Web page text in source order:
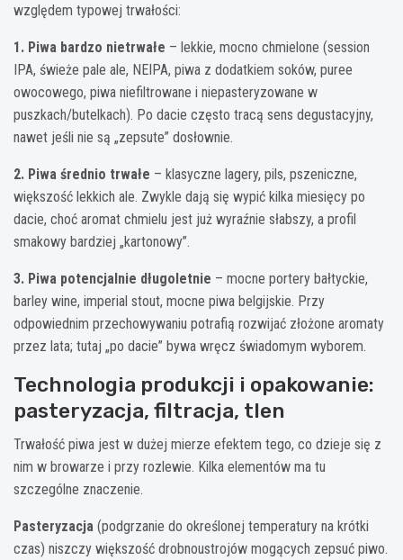
względem typowej trwałości:
1. Piwa bardzo nietrwałe – lekkie, mocno chmielone (session
IPA, świeże pale ale, NEIPA, piwa z dodatkiem soków, puree
owocowego, piwa niefiltrowane i niepasteryzowane w
puszkach/butelkach). Po dacie często tracą sens degustacyjny,
nawet jeśli nie są „zepsute” dosłownie.
2. Piwa średnio trwałe – klasyczne lagery, pils, pszeniczne,
większość lekkich ale. Zwykle dają się wypić kilka miesięcy po
dacie, choć aromat chmielu jest już wyraźnie słabszy, a profil
smakowy bardziej „kartonowy”.
3. Piwa potencjalnie długoletnie – mocne portery bałtyckie,
barley wine, imperial stout, mocne piwa belgijskie. Przy
odpowiednim przechowywaniu potrafią rozwijać złożone aromaty
przez lata; tutaj „po dacie” bywa wręcz świadomym wyborem.
Technologia produkcji i opakowanie:
pasteryzacja, filtracja, tlen
Trwałość piwa jest w dużej mierze efektem tego, co dzieje się z
nim w browarze i przy rozlewie. Kilka elementów ma tu
szczególne znaczenie.
Pasteryzacja (podgrzanie do określonej temperatury na krótki
czas) niszczy większość drobnoustrojów mogących zepsuć piwo.